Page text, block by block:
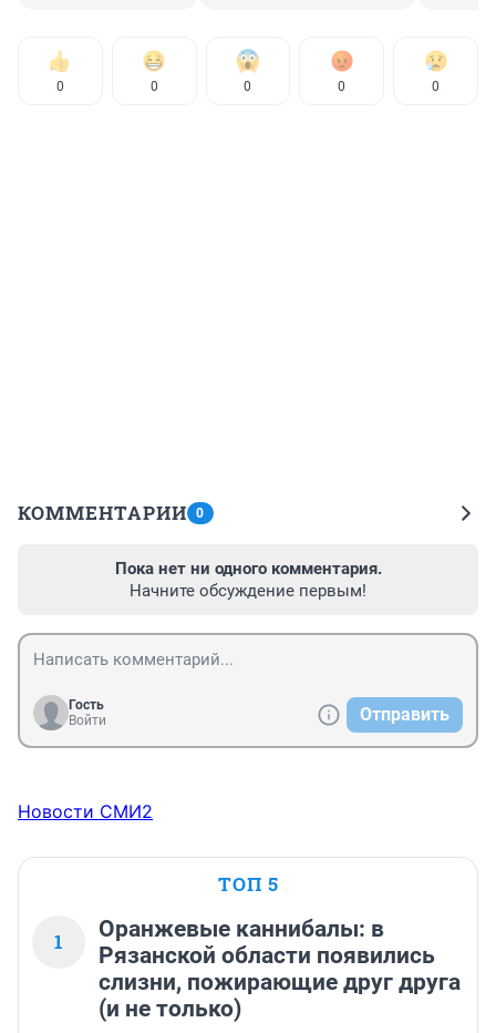
0 0 0 0 0
КОММЕНТАРИИ 0
Пока нет ни одного комментария.
Начните обсуждение первым!
Гость
Войти
Отправить
Новости СМИ2
ТОП 5
1
Оранжевые каннибалы: в
Рязанской области появились
слизни, пожирающие друг друга
(и не только)